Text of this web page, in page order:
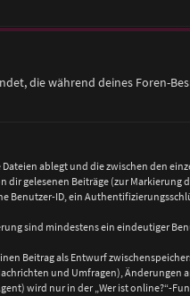
die während deines Foren-
ablegt und die zwischen den
gelesenen Beiträge (zur Markierung
ID, ein
sind mindestens ein eindeutiger
Beitrag als Entwurf
und Umfragen), Änderungen
wird nur in der „Wer ist online?“-